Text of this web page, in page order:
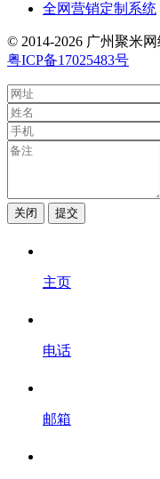
全网营销定制系统
© 2014-2026 广州聚米
粤ICP备17025483号
关闭 提交
主页
电话
邮箱